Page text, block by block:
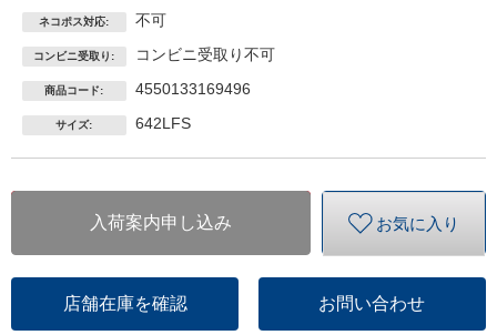
ネコポス対応: 不可
コンビニ受取り: コンビニ受取り不可
商品コード: 4550133169496
サイズ: 642LFS
入荷案内申し込み お気に入り
店舗在庫を確認 お問い合わせ